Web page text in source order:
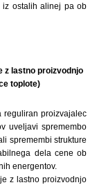
iz ostalih alinej pa ob
z lastno proizvodnjo
toplote)
reguliran proizvajalec
uveljavi spremembo
spremembi strukture
dela cene ob
energentov.
z lastno proizvodnjo